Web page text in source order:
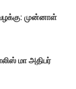
முன்னாள்
மா அதிபர்